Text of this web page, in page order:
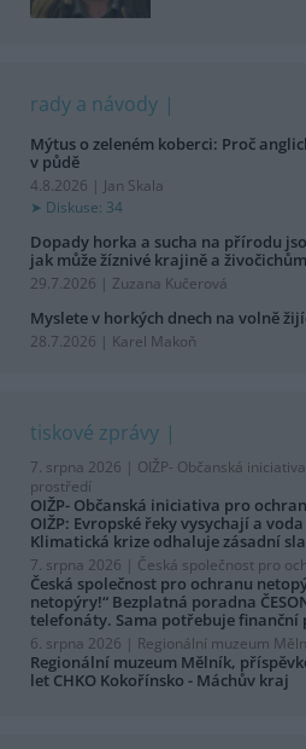
rady a návody
Mýtus o zeleném koberci: Proč
v půdě
4.8.2026 | Jan Skala
Diskuse: 34
Dopady horka a sucha na přírodu
jak může žíznivé krajině a
29.7.2026 | Zuzana Kučerová
Myslete v horkých dnech na volně
28.7.2026 | Karel Makoň
tiskové zprávy
7. srpna 2026 | OIŽP- Občanská
prostředí
OIŽP- Občanská iniciativa pro
OIŽP: Evropské řeky vysychají a
Klimatická krize odhaluje zásadní
7. srpna 2026 | Česká společnost pro
Česká společnost pro ochranu
netopýry!“ Bezplatná poradna
telefonáty. Sama potřebuje finanční
6. srpna 2026 | Regionální muzeum
Regionální muzeum Mělník,
let CHKO Kokořínsko - Máchův kraj